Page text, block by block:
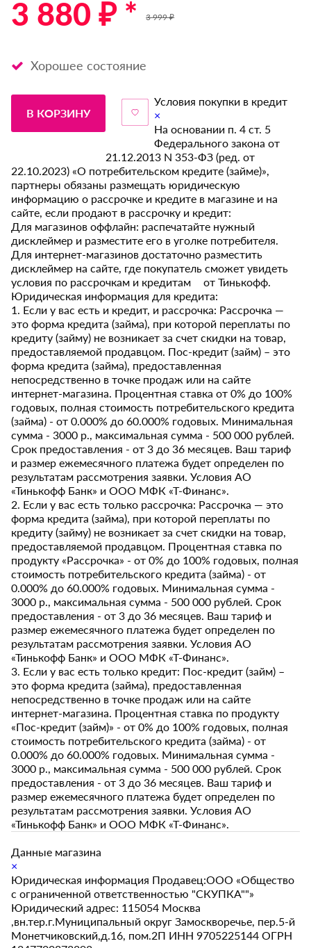
3 880 ₽ * 3 999 ₽
Хорошее состояние
В КОРЗИНУ
Условия покупки в кредит
×
На основании п. 4 ст. 5
Федерального закона от
21.12.2013 N 353-ФЗ (ред. от
22.10.2023) «О потребительском кредите (займе)»,
партнеры обязаны размещать юридическую
информацию о рассрочке и кредите в магазине и на
сайте, если продают в рассрочку и кредит:
Для магазинов оффлайн: распечатайте нужный
дисклеймер и разместите его в уголке потребителя.
Для интернет-магазинов достаточно разместить
дисклеймер на сайте, где покупатель сможет увидеть
условия по рассрочкам и кредитам от Тинькофф.
Юридическая информация для кредита:
1. Если у вас есть и кредит, и рассрочка: Рассрочка —
это форма кредита (займа), при которой переплаты по
кредиту (займу) не возникает за счет скидки на товар,
предоставляемой продавцом. Пос-кредит (займ) – это
форма кредита (займа), предоставленная
непосредственно в точке продаж или на сайте
интернет-магазина. Процентная ставка от 0% до 100%
годовых, полная стоимость потребительского кредита
(займа) - от 0.000% до 60.000% годовых. Минимальная
сумма - 3000 р., максимальная сумма - 500 000 рублей.
Срок предоставления - от 3 до 36 месяцев. Ваш тариф
и размер ежемесячного платежа будет определен по
результатам рассмотрения заявки. Условия АО
«Тинькофф Банк» и ООО МФК «Т-Финанс».
2. Если у вас есть только рассрочка: Рассрочка — это
форма кредита (займа), при которой переплаты по
кредиту (займу) не возникает за счет скидки на товар,
предоставляемой продавцом. Процентная ставка по
продукту «Рассрочка» - от 0% до 100% годовых, полная
стоимость потребительского кредита (займа) - от
0.000% до 60.000% годовых. Минимальная сумма -
3000 р., максимальная сумма - 500 000 рублей. Срок
предоставления - от 3 до 36 месяцев. Ваш тариф и
размер ежемесячного платежа будет определен по
результатам рассмотрения заявки. Условия АО
«Тинькофф Банк» и ООО МФК «Т-Финанс».
3. Если у вас есть только кредит: Пос-кредит (займ) –
это форма кредита (займа), предоставленная
непосредственно в точке продаж или на сайте
интернет-магазина. Процентная ставка по продукту
«Пос-кредит (займ)» - от 0% до 100% годовых, полная
стоимость потребительского кредита (займа) - от
0.000% до 60.000% годовых. Минимальная сумма -
3000 р., максимальная сумма - 500 000 рублей. Срок
предоставления - от 3 до 36 месяцев. Ваш тариф и
размер ежемесячного платежа будет определен по
результатам рассмотрения заявки. Условия АО
«Тинькофф Банк» и ООО МФК «Т-Финанс».
Данные магазина
×
Юридическая информация Продавец:ООО «Общество
с ограниченной ответственностью "СКУПКА""»
Юридический адрес: 115054 Москва
,вн.тер.г.Муниципальный округ Замоскворечье, пер.5-й
Монетчиковский,д.16, пом.2П ИНН 9705225144 ОГРН